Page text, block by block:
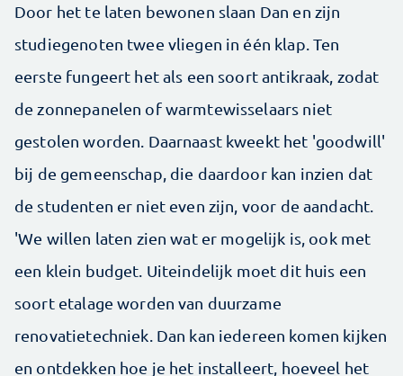
Door het te laten bewonen slaan Dan en zijn
studiegenoten twee vliegen in één klap. Ten
eerste fungeert het als een soort antikraak, zodat
de zonnepanelen of warmtewisselaars niet
gestolen worden. Daarnaast kweekt het 'goodwill'
bij de gemeenschap, die daardoor kan inzien dat
de studenten er niet even zijn, voor de aandacht.
'We willen laten zien wat er mogelijk is, ook met
een klein budget. Uiteindelijk moet dit huis een
soort etalage worden van duurzame
renovatietechniek. Dan kan iedereen komen kijken
en ontdekken hoe je het installeert, hoeveel het